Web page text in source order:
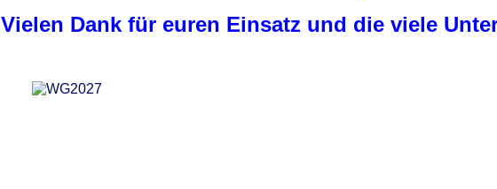
Vielen Dank für euren Einsatz und die viele